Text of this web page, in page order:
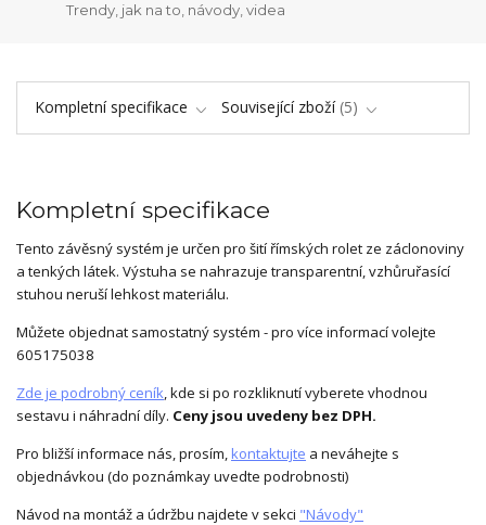
Trendy, jak na to, návody, videa
Kompletní specifikace Související zboží 5
Kompletní specifikace
Tento závěsný systém je určen pro šití římských rolet ze záclonoviny
a tenkých látek. Výstuha se nahrazuje transparentní, vzhůruřasící
stuhou neruší lehkost materiálu.
Můžete objednat samostatný systém - pro více informací volejte
605175038
Zde je podrobný ceník, kde si po rozkliknutí vyberete vhodnou
sestavu i náhradní díly. Ceny jsou uvedeny bez DPH.
Pro bližší informace nás, prosím, kontaktujte a neváhejte s
objednávkou (do poznámkay uvedte podrobnosti)
Návod na montáž a údržbu najdete v sekci "Návody"